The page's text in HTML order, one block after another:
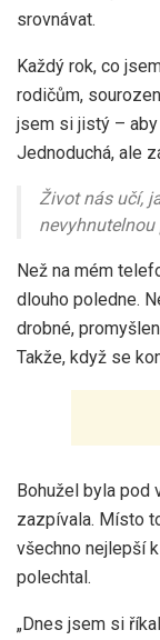
srovnávat.
Každý rok, co
rodičům,
jsem si jistý –
Jednoduchá, ale
Život nás učí,
nevyhnutelnou
Než na mém
dlouho poledne.
drobné,
Takže, když se
Bohužel byla pod
zazpívala. Místo
všechno nejlepší
polechtal.
„Dnes jsem si